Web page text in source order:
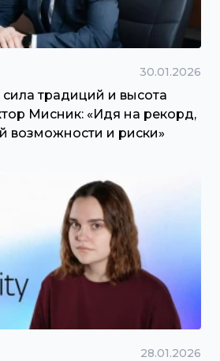
30.01.2026
традиций и высота
Мисник: «Идя на рекорд,
возможности и риски»
28.01.2026